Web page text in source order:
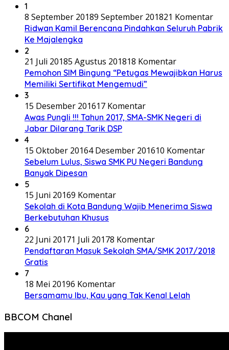
1
8 September 20189 September 201821 Komentar
Ridwan Kamil Berencana Pindahkan Seluruh Pabrik
Ke Majalengka
2
21 Juli 20185 Agustus 201818 Komentar
Pemohon SIM Bingung “Petugas Mewajibkan Harus
Memiliki Sertifikat Mengemudi”
3
15 Desember 201617 Komentar
Awas Pungli !!! Tahun 2017, SMA-SMK Negeri di
Jabar Dilarang Tarik DSP
4
15 Oktober 20164 Desember 201610 Komentar
Sebelum Lulus, Siswa SMK PU Negeri Bandung
Banyak Dipesan
5
15 Juni 20169 Komentar
Sekolah di Kota Bandung Wajib Menerima Siswa
Berkebutuhan Khusus
6
22 Juni 20171 Juli 20178 Komentar
Pendaftaran Masuk Sekolah SMA/SMK 2017/2018
Gratis
7
18 Mei 20196 Komentar
Bersamamu Ibu, Kau yang Tak Kenal Lelah
BBCOM Chanel